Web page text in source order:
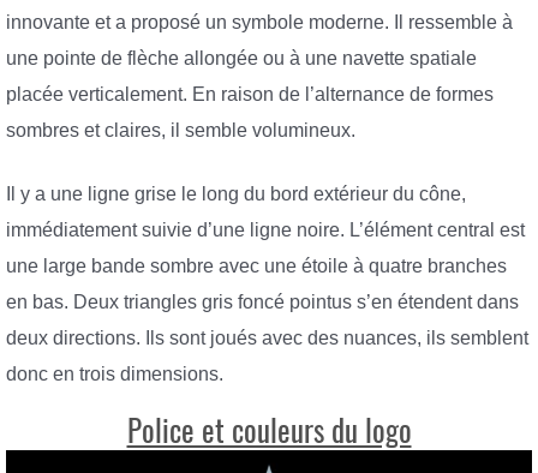
innovante et a proposé un symbole moderne. Il ressemble à
une pointe de flèche allongée ou à une navette spatiale
placée verticalement. En raison de l’alternance de formes
sombres et claires, il semble volumineux.
Il y a une ligne grise le long du bord extérieur du cône,
immédiatement suivie d’une ligne noire. L’élément central est
une large bande sombre avec une étoile à quatre branches
en bas. Deux triangles gris foncé pointus s’en étendent dans
deux directions. Ils sont joués avec des nuances, ils semblent
donc en trois dimensions.
Police et couleurs du logo